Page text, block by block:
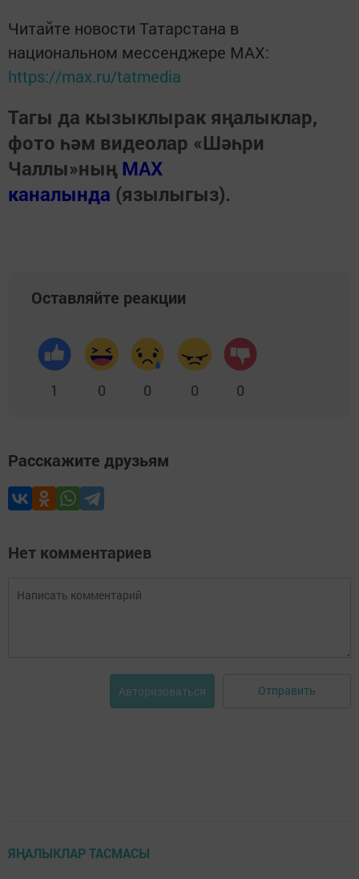
Читайте новости Татарстана в
национальном мессенджере MАХ:
https://max.ru/tatmedia
Тагы да кызыклырак яңалыклар,
фото һәм видеолар «Шәһри
Чаллы»ның MAX
каналында (язылыгыз).
Оставляйте реакции
1 0 0 0 0
Расскажите друзьям
Нет комментариев
Авторизоваться Отправить
ЯҢАЛЫКЛАР ТАСМАСЫ